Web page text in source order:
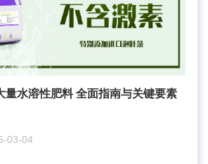
量水溶性肥料 全面指南与关键要素
03-04